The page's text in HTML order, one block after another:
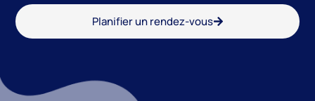
Planifier un rendez-vous